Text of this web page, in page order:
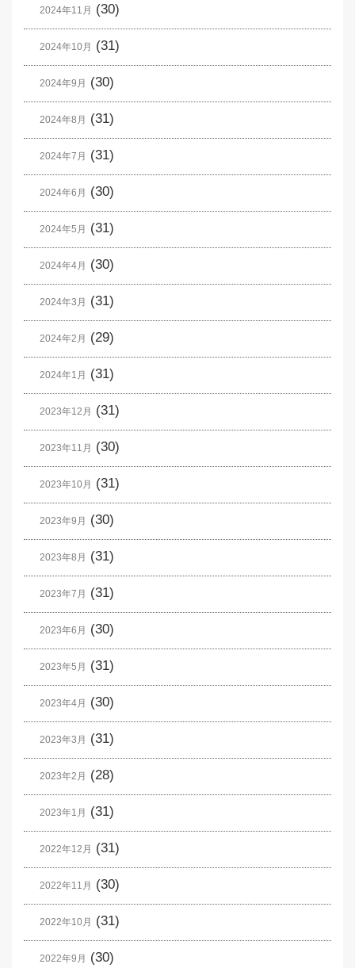
2024年11月 (30)
2024年10月 (31)
2024年9月 (30)
2024年8月 (31)
2024年7月 (31)
2024年6月 (30)
2024年5月 (31)
2024年4月 (30)
2024年3月 (31)
2024年2月 (29)
2024年1月 (31)
2023年12月 (31)
2023年11月 (30)
2023年10月 (31)
2023年9月 (30)
2023年8月 (31)
2023年7月 (31)
2023年6月 (30)
2023年5月 (31)
2023年4月 (30)
2023年3月 (31)
2023年2月 (28)
2023年1月 (31)
2022年12月 (31)
2022年11月 (30)
2022年10月 (31)
2022年9月 (30)